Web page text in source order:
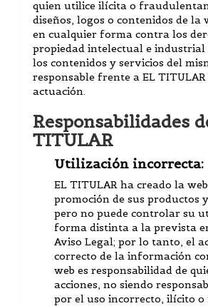
quien utilice ilícita o
diseños, logos o contenidos de la
en cualquier forma contra los
propiedad intelectual e industrial
los contenidos y servicios del
responsable frente a EL TITULAR
actuación.
Responsabilidades
TITULAR
Utilización incorrecta:
EL TITULAR ha creado la
promoción de sus productos
pero no puede controlar su
forma distinta a la prevista
Aviso Legal; por lo tanto, el
correcto de la información
web es responsabilidad de
acciones, no siendo
por el uso incorrecto, ilícito o